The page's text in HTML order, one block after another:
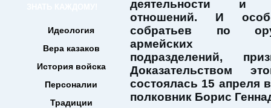
Идеология
Вера казаков
История войска
Персоналии
Традиции
деятельности и
отношений. И
собратьев по
армейских
подразделений,
Доказательством
состоялась 15 апреля
полковник Борис